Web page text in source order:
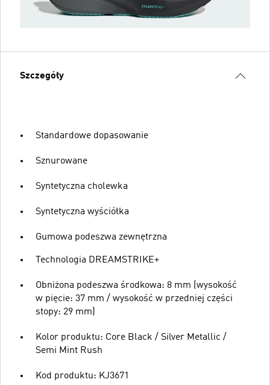
Szczegóły
Standardowe dopasowanie
Sznurowane
Syntetyczna cholewka
Syntetyczna wyściółka
Gumowa podeszwa zewnętrzna
Technologia DREAMSTRIKE+
Obniżona podeszwa środkowa: 8 mm (wysokość
w pięcie: 37 mm / wysokość w przedniej części
stopy: 29 mm)
Kolor produktu: Core Black / Silver Metallic /
Semi Mint Rush
Kod produktu: KJ3671